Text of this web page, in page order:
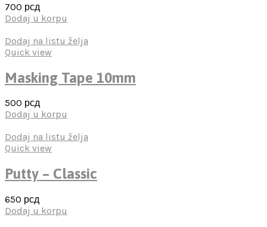
700 рсд
Dodaj u korpu
Dodaj na listu želja
Quick view
Masking Tape 10mm
500 рсд
Dodaj u korpu
Dodaj na listu želja
Quick view
Putty – Classic
650 рсд
Dodaj u korpu